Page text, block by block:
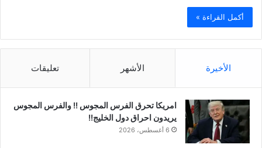
أكمل القراءة »
الأخيرة الأشهر تعليقات
امريكا تحرق الفرس المجوس !! والفرس المجوس
يريدون احراق دول الخليج!!
6 أغسطس، 2026